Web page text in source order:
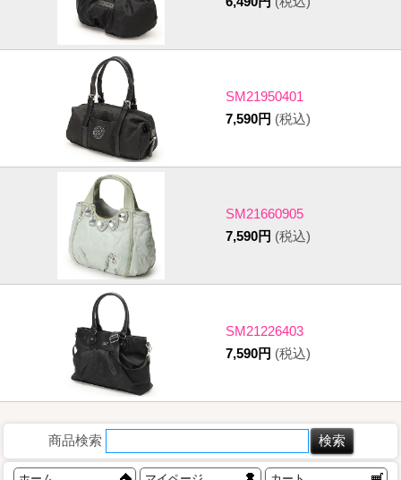
SM21950401
7,590円 (税込)
SM21660905
7,590円 (税込)
SM21226403
7,590円 (税込)
商品検索